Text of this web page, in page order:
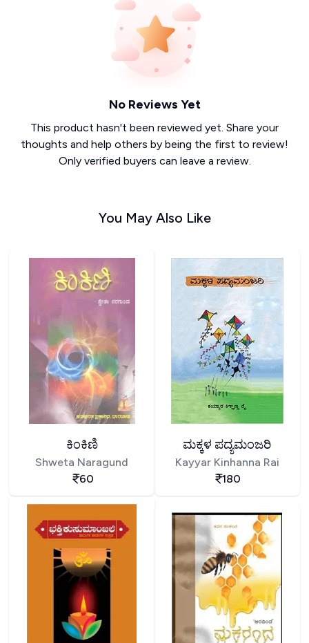
No Reviews Yet
This product hasn't been reviewed yet. Share your
thoughts and help others by being the first to review!
Only verified buyers can leave a review.
You May Also Like
ಕಿಂಕಿಣಿ
Shweta Naragund
60
ಮಕ್ಕಳ ಪದ್ಯಮಂಜರಿ
Kayyar Kinhanna Rai
180